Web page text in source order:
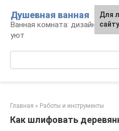
контенту
Душевная ванная
Ванная комната: дизайн,
уют
Главная » Работы и инструменты
Как шлифовать
Для